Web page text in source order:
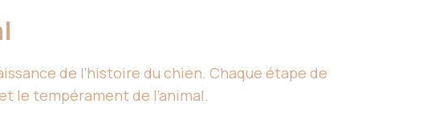
de l’histoire du chien. Chaque étape de
le tempérament de l’animal.